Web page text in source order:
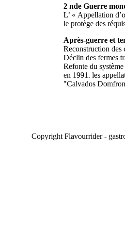
2 nde Guerre
L’ « Appellation
le protège des
Après-guerre et
Reconstruction des
Déclin des fermes
Refonte du
en 1991. les
"Calvados
Copyright Flavourrider -